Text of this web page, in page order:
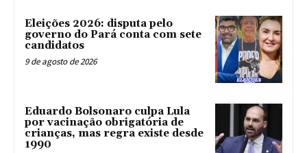
Eleições 2026: disputa pelo
governo do Pará conta com sete
candidatos
9 de agosto de 2026
Eduardo Bolsonaro culpa Lula
por vacinação obrigatória de
crianças, mas regra existe desde
1990